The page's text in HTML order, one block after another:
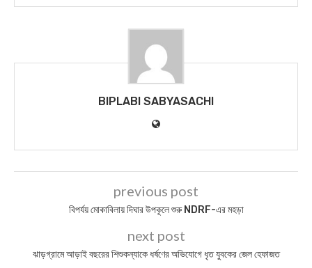
BIPLABI SABYASACHI
previous post
বিপর্যয় মোকাবিলায় দিঘার উপকূলে শুরু NDRF-এর মহড়া
next post
ঝাড়গ্রামে আড়াই বছরের শিশুকন্যাকে ধর্ষণের অভিযোগে ধৃত যুবকের জেল হেফাজত